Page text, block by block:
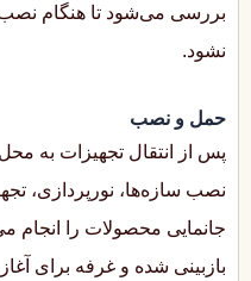
بررسی می‌شود تا هنگام
نشود.
حمل و نصب
پس از انتقال تجهیزات به
نصب سازه‌ها، نورپردازی،
جانمایی محصولات را انجام
بازبینی شده و غرفه برای